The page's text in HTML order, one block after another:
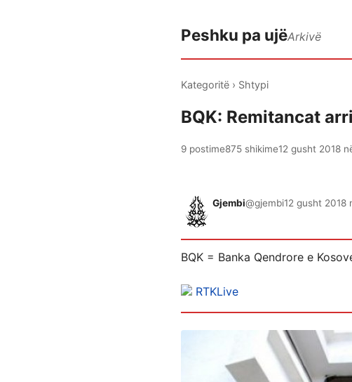
Peshku pa ujëArkivë
Kategoritë › Shtypi
BQK: Remitancat
9 postime875 shikime12 gusht 2018
Gjembi@gjembi12 gusht 2018
BQK = Banka Qendrore e
RTKLive